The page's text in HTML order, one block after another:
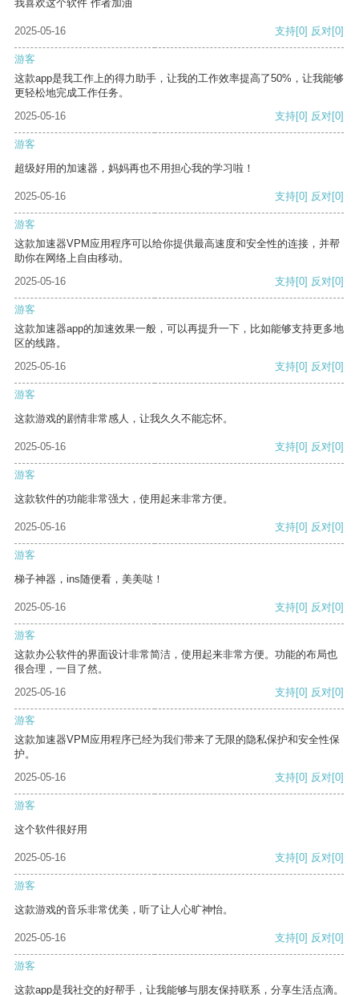
我喜欢这个软件 作者加油
2025-05-16 支持[0] 反对[0]
游客
这款app是我工作上的得力助手，让我的工作效率提高了50%，让我能够
更轻松地完成工作任务。
2025-05-16
支持[0] 反对[0]
游客
超级好用的加速器，妈妈再也不用担心我的学习啦！
2025-05-16 支持[0] 反对[0]
游客
这款加速器VPM应用程序可以给你提供最高速度和安全性的连接，并帮
助你在网络上自由移动。
2025-05-16
支持[0] 反对[0]
游客
这款加速器app的加速效果一般，可以再提升一下，比如能够支持更多地
区的线路。
2025-05-16
支持[0] 反对[0]
游客
这款游戏的剧情非常感人，让我久久不能忘怀。
2025-05-16 支持[0] 反对[0]
游客
这款软件的功能非常强大，使用起来非常方便。
2025-05-16 支持[0] 反对[0]
游客
梯子神器，ins随便看，美美哒！
2025-05-16 支持[0] 反对[0]
游客
这款办公软件的界面设计非常简洁，使用起来非常方便。功能的布局也
很合理，一目了然。
2025-05-16
支持[0] 反对[0]
游客
这款加速器VPM应用程序已经为我们带来了无限的隐私保护和安全性保
护。
2025-05-16
支持[0] 反对[0]
游客
这个软件很好用
2025-05-16 支持[0] 反对[0]
游客
这款游戏的音乐非常优美，听了让人心旷神怡。
2025-05-16 支持[0] 反对[0]
游客
这款app是我社交的好帮手，让我能够与朋友保持联系，分享生活点滴。